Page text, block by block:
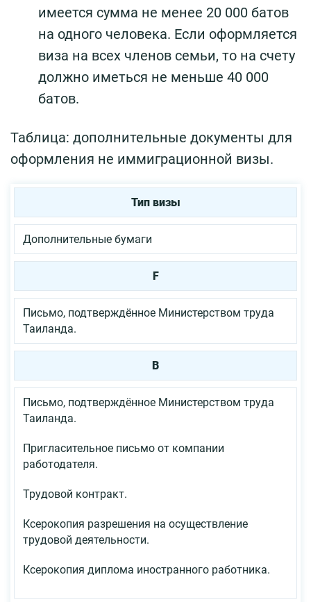
имеется сумма не менее 20 000 батов
на одного человека. Если оформляется
виза на всех членов семьи, то на счету
должно иметься не меньше 40 000
батов.
Таблица: дополнительные документы для
оформления не иммиграционной визы.
Тип визы
Дополнительные бумаги
F
Письмо, подтверждённое Министерством труда
Таиланда.
В
Письмо, подтверждённое Министерством труда
Таиланда.
Пригласительное письмо от компании
работодателя.
Трудовой контракт.
Ксерокопия разрешения на осуществление
трудовой деятельности.
Ксерокопия диплома иностранного работника.